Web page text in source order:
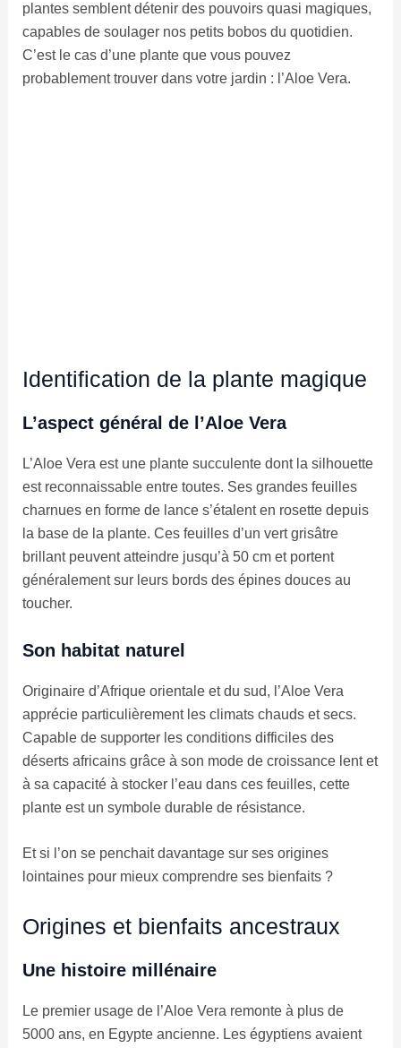
plantes semblent détenir des pouvoirs quasi magiques,
capables de soulager nos petits bobos du quotidien.
C’est le cas d’une plante que vous pouvez
probablement trouver dans votre jardin : l’Aloe Vera.
Identification de la plante magique
L’aspect général de l’Aloe Vera
L’Aloe Vera est une plante succulente dont la silhouette
est reconnaissable entre toutes. Ses grandes feuilles
charnues en forme de lance s’étalent en rosette depuis
la base de la plante. Ces feuilles d’un vert grisâtre
brillant peuvent atteindre jusqu’à 50 cm et portent
généralement sur leurs bords des épines douces au
toucher.
Son habitat naturel
Originaire d’Afrique orientale et du sud, l’Aloe Vera
apprécie particulièrement les climats chauds et secs.
Capable de supporter les conditions difficiles des
déserts africains grâce à son mode de croissance lent et
à sa capacité à stocker l’eau dans ces feuilles, cette
plante est un symbole durable de résistance.
Et si l’on se penchait davantage sur ses origines
lointaines pour mieux comprendre ses bienfaits ?
Origines et bienfaits ancestraux
Une histoire millénaire
Le premier usage de l’Aloe Vera remonte à plus de
5000 ans, en Egypte ancienne. Les égyptiens avaient